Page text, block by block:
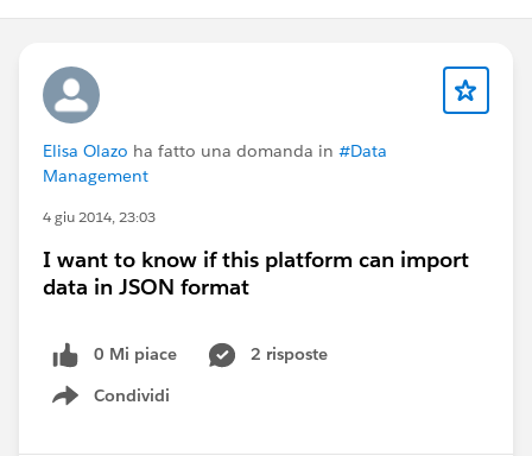
Elisa Olazo ha fatto una domanda in #Data
Management
4 giu 2014, 23:03
I want to know if this platform can import
data in JSON format
0 Mi piace
2 risposte
Condividi
Show menu